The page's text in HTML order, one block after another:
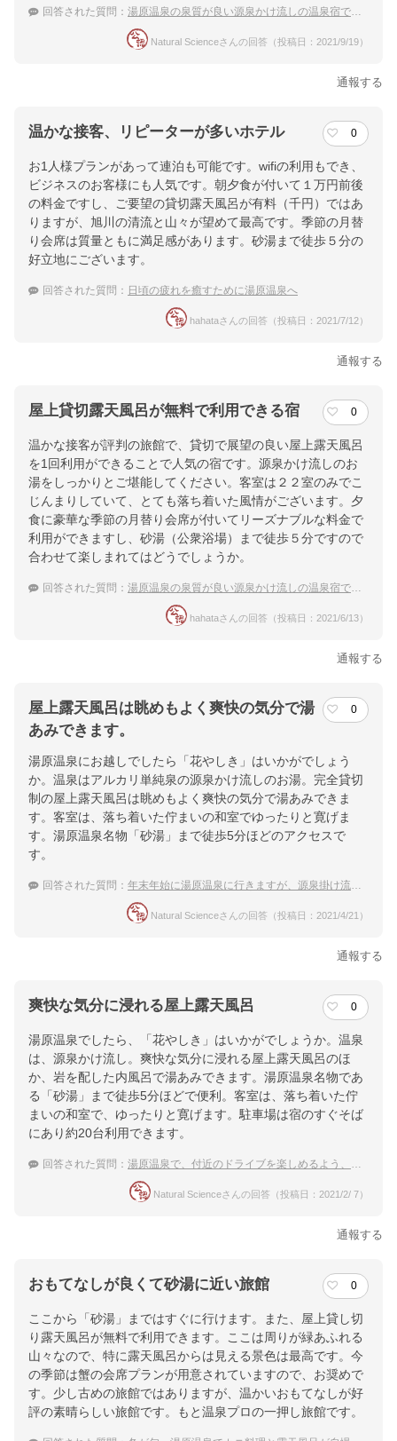
回答された質問： 湯原温泉の泉質が良い源泉かけ流しの温泉宿でおすすめは？
Natural Scienceさんの回答（投稿日：2021/9/19）
通報する
温かな接客、リピーターが多いホテル 0
お1人様プランがあって連泊も可能です。wifiの利用もでき、
ビジネスのお客様にも人気です。朝夕食が付いて１万円前後
の料金ですし、ご要望の貸切露天風呂が有料（千円）ではあ
りますが、旭川の清流と山々が望めて最高です。季節の月替
り会席は質量ともに満足感があります。砂湯まで徒歩５分の
好立地にございます。
回答された質問： 日頃の疲れを癒すために湯原温泉へ
hahataさんの回答（投稿日：2021/7/12）
通報する
屋上貸切露天風呂が無料で利用できる宿 0
温かな接客が評判の旅館で、貸切で展望の良い屋上露天風呂
を1回利用ができることで人気の宿です。源泉かけ流しのお
湯をしっかりとご堪能してください。客室は２２室のみでこ
じんまりしていて、とても落ち着いた風情がございます。夕
食に豪華な季節の月替り会席が付いてリーズナブルな料金で
利用ができますし、砂湯（公衆浴場）まで徒歩５分ですので
合わせて楽しまれてはどうでしょうか。
回答された質問： 湯原温泉の泉質が良い源泉かけ流しの温泉宿でおすすめは？
hahataさんの回答（投稿日：2021/6/13）
通報する
屋上露天風呂は眺めもよく爽快の気分で湯
あみできます。
0
湯原温泉にお越しでしたら「花やしき」はいかがでしょう
か。温泉はアルカリ単純泉の源泉かけ流しのお湯。完全貸切
制の屋上露天風呂は眺めもよく爽快の気分で湯あみできま
す。客室は、落ち着いた佇まいの和室でゆったりと寛げま
す。湯原温泉名物「砂湯」まで徒歩5分ほどのアクセスで
す。
回答された質問： 年末年始に湯原温泉に行きますが、源泉掛け流しのおすすめ宿があれば教えて下さい。
Natural Scienceさんの回答（投稿日：2021/4/21）
通報する
爽快な気分に浸れる屋上露天風呂 0
湯原温泉でしたら、「花やしき」はいかがでしょうか。温泉
は、源泉かけ流し。爽快な気分に浸れる屋上露天風呂のほ
か、岩を配した内風呂で湯あみできます。湯原温泉名物であ
る「砂湯」まで徒歩5分ほどで便利。客室は、落ち着いた佇
まいの和室で、ゆったりと寛げます。駐車場は宿のすぐそば
にあり約20台利用できます。
回答された質問： 湯原温泉で、付近のドライブを楽しめるよう、駐車場があるホテルを探しています。
Natural Scienceさんの回答（投稿日：2021/2/ 7）
通報する
おもてなしが良くて砂湯に近い旅館 0
ここから「砂湯」まではすぐに行けます。また、屋上貸し切
り露天風呂が無料で利用できます。ここは周りが緑あふれる
山々なので、特に露天風呂からは見える景色は最高です。今
の季節は蟹の会席プランが用意されていますので、お奨めで
す。少し古めの旅館ではありますが、温かいおもてなしが好
評の素晴らしい旅館です。もと温泉プロの一押し旅館です。